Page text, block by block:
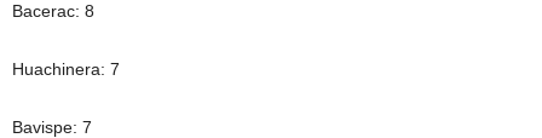
Bacerac: 8
Huachinera: 7
Bavispe: 7